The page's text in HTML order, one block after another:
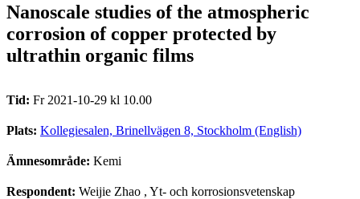
Nanoscale studies of the atmospheric
corrosion of copper protected by
ultrathin organic films
Tid: Fr 2021-10-29 kl 10.00
Plats: Kollegiesalen, Brinellvägen 8, Stockholm (English)
Ämnesområde: Kemi
Respondent: Weijie Zhao , Yt- och korrosionsvetenskap